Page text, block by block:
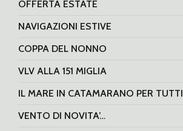
OFFERTA ESTATE
NAVIGAZIONI ESTIVE
COPPA DEL NONNO
VLV ALLA 151 MIGLIA
IL MARE IN CATAMARANO PER TUTTI
VENTO DI NOVITA’…